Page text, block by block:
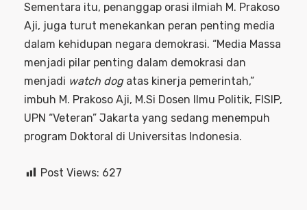
Sementara itu, penanggap orasi ilmiah M. Prakoso
Aji, juga turut menekankan peran penting media
dalam kehidupan negara demokrasi. “Media Massa
menjadi pilar penting dalam demokrasi dan
menjadi watch dogatas kinerja pemerintah,”
imbuh M. Prakoso Aji, M.Si Dosen Ilmu Politik, FISIP,
UPN “Veteran” Jakarta yang sedang menempuh
program Doktoral di Universitas Indonesia.
Post Views: 627